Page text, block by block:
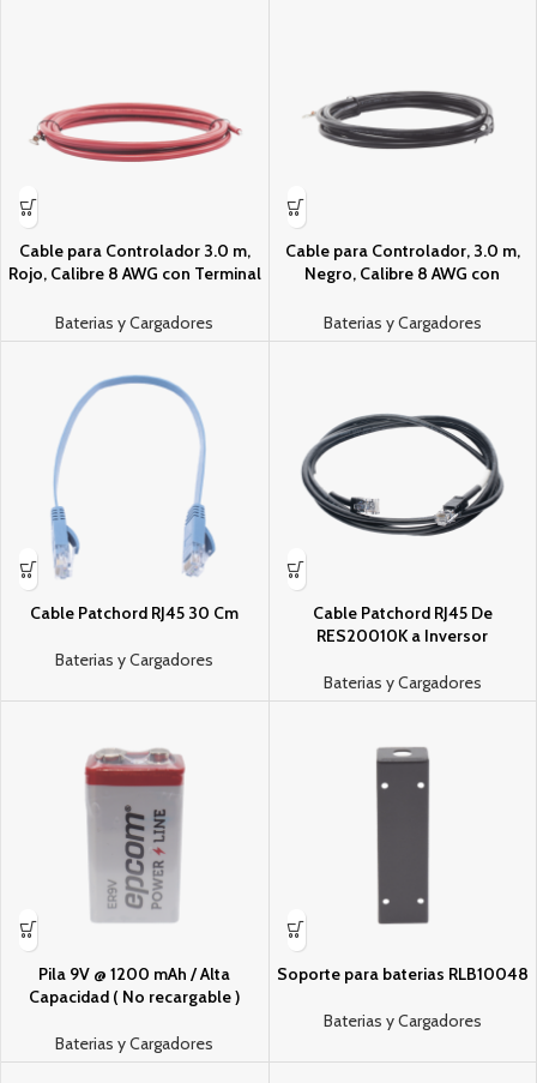
Cable para Controlador 3.0 m,
Rojo, Calibre 8 AWG con Terminal
Baterias y Cargadores
Cable para Controlador, 3.0 m,
Negro, Calibre 8 AWG con
Baterias y Cargadores
Cable Patchord RJ45 30 Cm
Baterias y Cargadores
Cable Patchord RJ45 De
RES20010K a Inversor
Baterias y Cargadores
Pila 9V @ 1200 mAh / Alta
Capacidad ( No recargable )
Baterias y Cargadores
Soporte para bateri­as RLB10048
Baterias y Cargadores